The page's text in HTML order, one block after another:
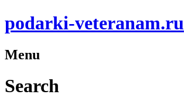
podarki-veteranam.ru
Menu
Search